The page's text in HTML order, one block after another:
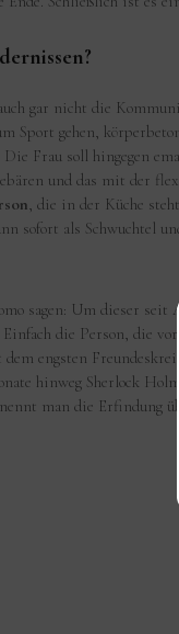
gar nicht die
Sport gehen,
Die Frau soll hingegen
und das mit der
, die in der Küche
sofort als Schwuchtel
sagen: Um dieser seit
Einfach die Person, die
engsten
hinweg Sherlock
man die Erfindung